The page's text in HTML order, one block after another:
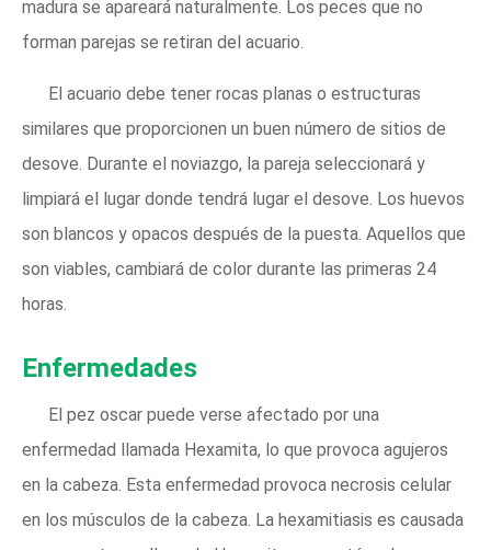
madura se apareará naturalmente. Los peces que no
forman parejas se retiran del acuario.
El acuario debe tener rocas planas o estructuras
similares que proporcionen un buen número de sitios de
desove. Durante el noviazgo, la pareja seleccionará y
limpiará el lugar donde tendrá lugar el desove. Los huevos
son blancos y opacos después de la puesta. Aquellos que
son viables, cambiará de color durante las primeras 24
horas.
Enfermedades
El pez oscar puede verse afectado por una
enfermedad llamada Hexamita, lo que provoca agujeros
en la cabeza. Esta enfermedad provoca necrosis celular
en los músculos de la cabeza. La hexamitiasis es causada